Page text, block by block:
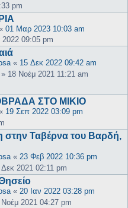
pm
01 Μαρ 2023 10:03 am
2022 09:05 pm
« 15 Δεκ 2022 09:42 am
18 Νοέμ 2021 11:21 am
ΣΤΟ ΜΙΚΙΟ
19 Σεπ 2022 03:09 pm
στην Ταβέρνα του Βαρδή,
« 23 Φεβ 2022 10:36 pm
2021 02:11 pm
« 20 Ιαν 2022 03:28 pm
2021 04:27 pm